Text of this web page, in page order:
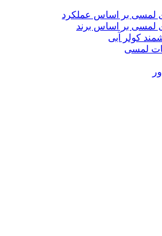
لمسی بر اساس عملکرد
لمسی بر اساس برند
کولر آبی
لمسی